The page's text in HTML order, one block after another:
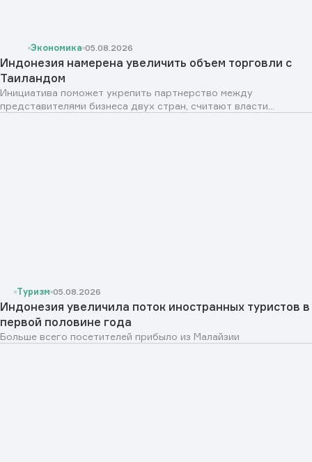
Экономика 05.08.2026
Индонезия намерена увеличить объем торговли с
Таиландом
Инициатива поможет укрепить партнерство между
представителями бизнеса двух стран, считают власти...
Туризм 05.08.2026
Индонезия увеличила поток иностранных туристов в
первой половине года
Больше всего посетителей прибыло из Малайзии